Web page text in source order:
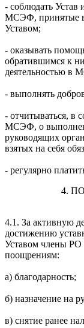
- соблюдать Устав
МСЭФ, принятые в
Уставом;
- оказывать
обратившимся к
деятельностью в
- выполнять
- отчитываться, в
МСЭФ, о
руководящих
взятых на себя
- регулярно
4.
4.1. За активную
достижению
Уставом члены
поощрениям:
а) благодарность;
б) назначение на
в) снятие ранее